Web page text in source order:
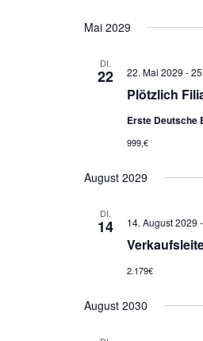
Mai 2029
DI.
22
Plötzlich
22. Mai 2029 -
Erste Deutsche
999,€
August 2029
DI.
14 14. August 2029
2.179€
August 2030